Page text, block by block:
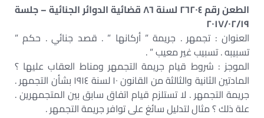
الطعن رقم ٢٦٢٠٤ لسنة ٨٦ قضائية الدوائر الجنائية – جلسة
٢٠١٧/٠٢/١٩
العنوان : تجمهر . جريمة ” أركانها ” . قصد جنائي . حكم ”
تسبيبه . تسبيب غير معيب ” .
الموجز : شروط قيام جريمة التجمهر ومناط العقاب عليها ؟
المادتين الثانية والثالثة من القانون ١٠ لسنة ١٩١٤ بشأن التجمهر .
جريمة التجمهر . لا تستلزم قيام اتفاق سابق بين المتجمهرين .
علة ذلك ؟ مثال لتدليل سائغ على توافر جريمة التجمهر .